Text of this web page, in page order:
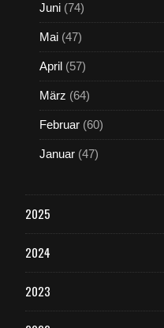
Juni (74)
Mai (47)
April (57)
März (64)
Februar (60)
Januar (47)
2025
2024
2023